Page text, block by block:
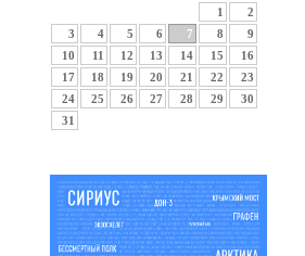
1
2
3
4 5 6 7 8
9
10
11 12 13 14 15
16
17
18 19 20 21 22
23
24
25 26 27 28 29
30
31